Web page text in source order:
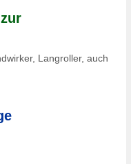
Langroller, auch